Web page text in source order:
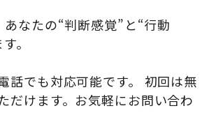
なたの“判断感覚”と“行動
。
話でも対応可能です。 初回は無
だけます。お気軽にお問い合わ